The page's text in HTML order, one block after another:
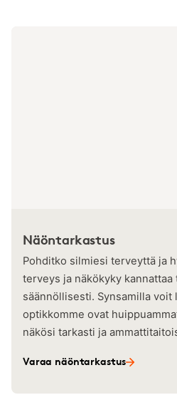
Näöntarkastus
Pohditko silmiesi terveyttä ja
terveys ja näkökyky
säännöllisesti. Synsamilla voit
optikkomme ovat
näkösi tarkasti ja
Varaa näöntarkastus